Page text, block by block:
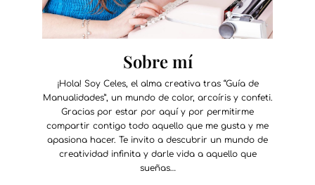
Sobre mí
¡Hola! Soy Celes, el alma creativa tras “Guía de
Manualidades”, un mundo de color, arcoíris y confeti.
Gracias por estar por aquí y por permitirme
compartir contigo todo aquello que me gusta y me
apasiona hacer. Te invito a descubrir un mundo de
creatividad infinita y darle vida a aquello que
sueñas…